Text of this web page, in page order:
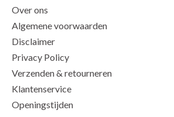
Over ons
Algemene voorwaarden
Disclaimer
Privacy Policy
Verzenden & retourneren
Klantenservice
Openingstijden